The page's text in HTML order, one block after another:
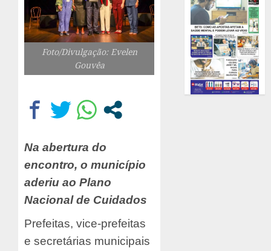
Foto/Divulgação: Evelen
Gouvêa
Na abertura do
encontro, o município
aderiu ao Plano
Nacional de Cuidados
Prefeitas, vice-prefeitas
e secretárias municipais